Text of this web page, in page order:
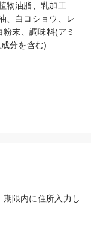
物油脂、乳加工
、白コショウ、レ
末、調味料(アミ
分を含む)
期限内に住所入力し